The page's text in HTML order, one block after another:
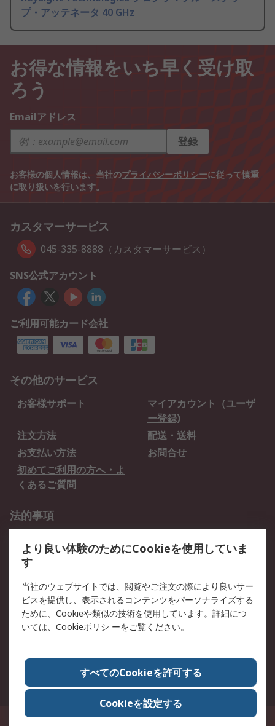
プ・アッテネータ 40 GHz
お得な情報をいち早く受け取
ろう
Emailアドレス
登録
お客様の個人情報は、当社のプライバシーポリシーに従って慎重
に取り扱いを行います。
カスタマーサービス
045-335-8888（カスタマーサービス）
SNS公式アカウント
ご利用可能カード会社
その他のサービス
お客様サポート
マイアカウント（ユーザ
ー登録)
注文方法
配送・送料
お支払い方法
お問合せ
初めてご利用の方へ・よ
くあるご質問
法的事項
クッキーポリシー
RSについて
会社概要
採用情報
プレスリリース＆お知ら
コーポレートサイト
全世界のRS
RSの歴史
ESGへの取り組み（英語）
認証について
〒240-0005 神奈川県横浜市保土ヶ谷区神戸町134番地 横浜ビジネスパーク ウ
より良い体験のためにCookieを使用していま
す
当社のウェブサイトでは、閲覧やご注文の際により良いサー
ビスを提供し、表示されるコンテンツをパーソナライズする
ために、Cookieや類似の技術を使用しています。詳細につ
いては、 Cookieポリシ ーをご覧ください。
すべてのCookieを許可する
Cookieを設定する